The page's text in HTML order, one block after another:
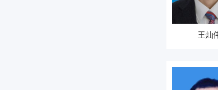
王灿